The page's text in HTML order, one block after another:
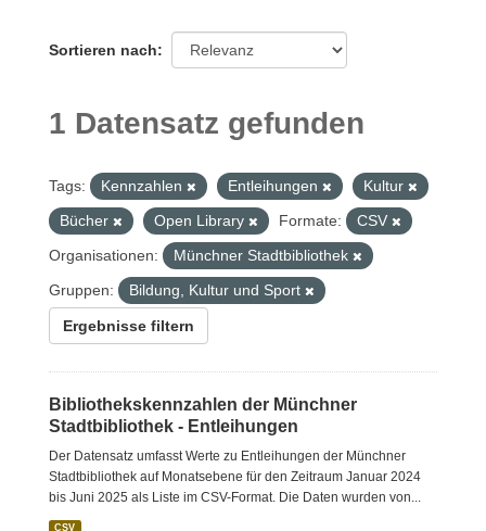
Sortieren nach
1 Datensatz gefunden
Tags: Kennzahlen Entleihungen
Kultur
Bücher
Open Library Formate:
CSV
Organisationen:
Münchner Stadtbibliothek
Gruppen:
Bildung, Kultur und Sport
Ergebnisse filtern
Bibliothekskennzahlen der Münchner
Stadtbibliothek - Entleihungen
Der Datensatz umfasst Werte zu Entleihungen der Münchner
Stadtbibliothek auf Monatsebene für den Zeitraum Januar 2024
bis Juni 2025 als Liste im CSV-Format. Die Daten wurden von...
CSV